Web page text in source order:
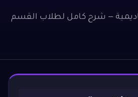
— شرح كامل لطلاب القسم